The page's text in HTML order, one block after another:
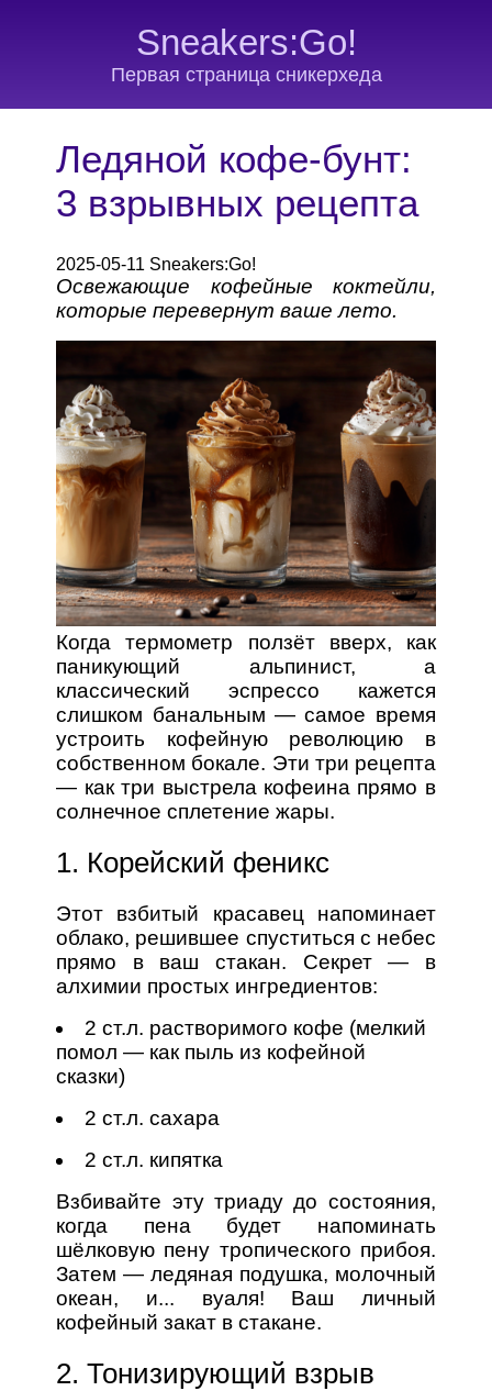
Sneakers:Go!
Первая страница сникерхеда
Ледяной кофе-бунт:
3 взрывных рецепта
2025-05-11 Sneakers:Go!
Освежающие кофейные коктейли,
которые перевернут ваше лето.
Когда термометр ползёт вверх, как
паникующий альпинист, а
классический эспрессо кажется
слишком банальным — самое время
устроить кофейную революцию в
собственном бокале. Эти три рецепта
— как три выстрела кофеина прямо в
солнечное сплетение жары.
1. Корейский феникс
Этот взбитый красавец напоминает
облако, решившее спуститься с небес
прямо в ваш стакан. Секрет — в
алхимии простых ингредиентов:
2 ст.л. растворимого кофе (мелкий
помол — как пыль из кофейной
сказки)
2 ст.л. сахара
2 ст.л. кипятка
Взбивайте эту триаду до состояния,
когда пена будет напоминать
шёлковую пену тропического прибоя.
Затем — ледяная подушка, молочный
океан, и... вуаля! Ваш личный
кофейный закат в стакане.
2. Тонизирующий взрыв